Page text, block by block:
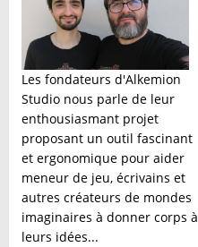
Les fondateurs d'Alkemion
Studio nous parle de leur
enthousiasmant projet
proposant un outil fascinant
et ergonomique pour aider
meneur de jeu, écrivains et
autres créateurs de mondes
imaginaires à donner corps à
leurs idées...